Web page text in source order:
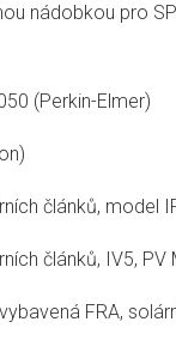
nádobkou pro
(Perkin-Elmer)
článků, model
článků, IV5, PV
FRA,